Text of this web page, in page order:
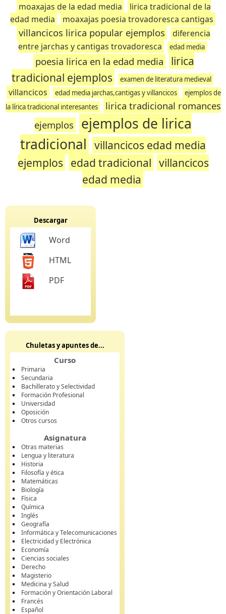
moaxajas de la edad media
lirica tradicional de la
edad media
moaxajas poesia trovadoresca cantigas
villancicos lirica popular ejemplos
diferencia
entre jarchas y cantigas trovadoresca
edad media
poesia lirica en la edad media
lirica
tradicional ejemplos
examen de literatura medieval
villancicos edad media jarchas,cantigas y villancicos
ejemplos de
la lírica tradicional interesantes
lirica tradicional romances
ejemplos
ejemplos de lirica
tradicional villancicos edad media
ejemplos edad tradicional villancicos
edad media
Descargar
Word
HTML
PDF
Chuletas y apuntes de...
Curso
Primaria
Secundaria
Bachillerato y Selectividad
Formación Profesional
Universidad
Oposición
Otros cursos
Asignatura
Otras materias
Lengua y literatura
Historia
Filosofía y ética
Matemáticas
Biología
Física
Química
Inglés
Geografía
Informática y Telecomunicaciones
Electricidad y Electrónica
Economía
Ciencias sociales
Derecho
Magisterio
Medicina y Salud
Formación y Orientación Laboral
Francés
Español